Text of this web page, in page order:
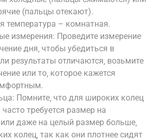
(пальцы отекают).
температура – комнатная.
измерения: Проведите измерение
дня‚ чтобы убедиться в
результаты отличаются‚ возьмите
или то‚ которое кажется
Помните‚ что для широких колец
требуется размер на
даже на целый размер больше‚
колец‚ так как они плотнее сидят